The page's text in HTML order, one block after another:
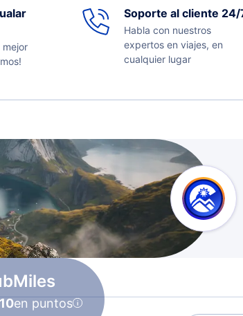
mejor
Soporte al cliente 24/
Habla con nuestros
expertos en viajes, en
cualquier lugar
en puntos